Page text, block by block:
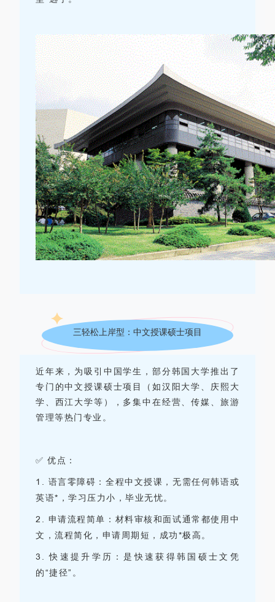
三轻松上岸型： 中文授课硕士项目
近年来，为吸引中国学生，部分韩国大学推出了
专门的中文授课硕士项目（如汉阳大学、庆熙大
学、西江大学等），多集中在经营、传媒、旅游
管理等热门专业。
✅ 优点：
1. 语言零障碍：全程中文授课，无需任何韩语或
英语*，学习压力小，毕业无忧。
2. 申请流程简单：材料审核和面试通常都使用中
文，流程简化，申请周期短，成功*极高。
3.快速提升学历：是快速获得韩国硕士文凭
的“捷径”。